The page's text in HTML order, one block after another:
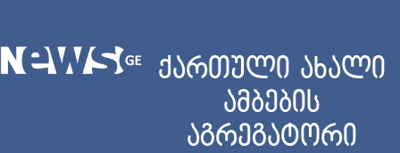
ქართული ახალი
ამბების
აგრეგატორი